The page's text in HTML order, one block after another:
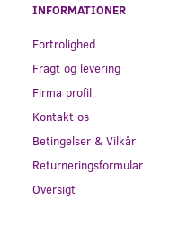
INFORMATIONER
Fortrolighed
Fragt og levering
Firma profil
Kontakt os
Betingelser & Vilkår
Returneringsformular
Oversigt